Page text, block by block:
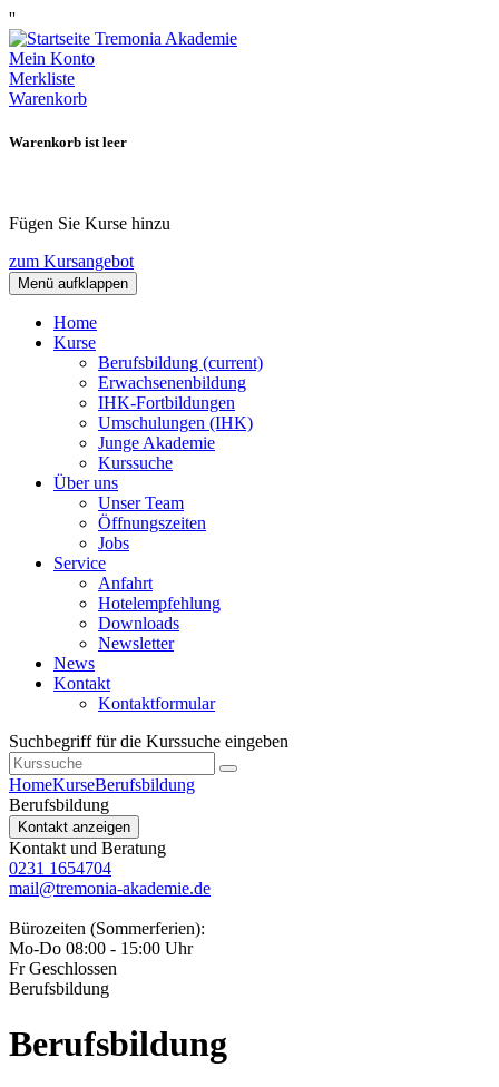
''
Mein Konto
Merkliste
Warenkorb
Warenkorb ist leer
Fügen Sie Kurse hinzu
zum Kursangebot
Menü aufklappen
Home
Kurse
Berufsbildung (current)
Erwachsenenbildung
IHK-Fortbildungen
Umschulungen (IHK)
Junge Akademie
Kurssuche
Über uns
Unser Team
Öffnungszeiten
Jobs
Service
Anfahrt
Hotelempfehlung
Downloads
Newsletter
News
Kontakt
Kontaktformular
Suchbegriff für die Kurssuche eingeben
HomeKurseBerufsbildung
Berufsbildung
Kontakt anzeigen
Kontakt und Beratung
0231 1654704
mail@tremonia-akademie.de
Bürozeiten (Sommerferien):
Mo-Do 08:00 - 15:00 Uhr
Fr Geschlossen
Berufsbildung
Berufsbildung